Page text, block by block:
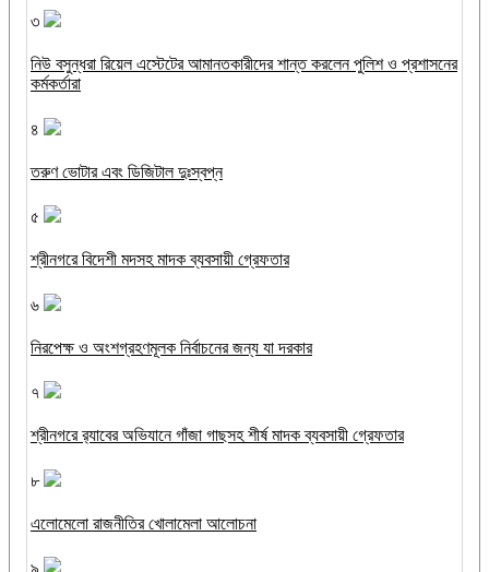
৩
নিউ বসুন্ধরা রিয়েল এস্টেটের আমানতকারীদের শান্ত করলেন পুলিশ ও প্রশাসনের
কর্মকর্তারা
৪
তরুণ ভোটার এবং ডিজিটাল দুঃস্বপ্ন
৫
শ্রীনগরে বিদেশী মদসহ মাদক ব্যবসায়ী গ্রেফতার
৬
নিরপেক্ষ ও অংশগ্রহণমূলক নির্বাচনের জন্য যা দরকার
৭
শ্রীনগরে র‌্যাবের অভিযানে গাঁজা গাছসহ শীর্ষ মাদক ব্যবসায়ী গ্রেফতার
৮
এলোমেলো রাজনীতির খোলামেলা আলোচনা